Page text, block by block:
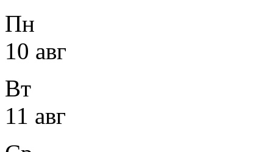
Пн
10 авг
Вт
11 авг